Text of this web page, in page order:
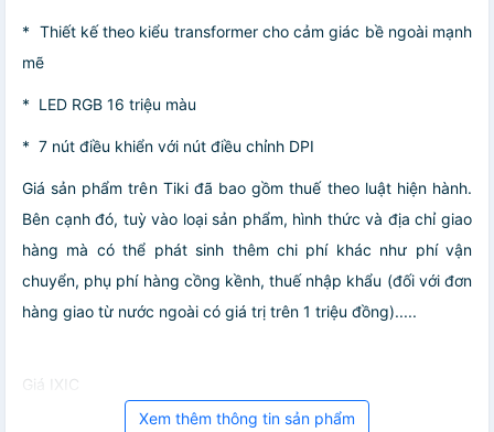
* Thiết kế theo kiểu transformer cho cảm giác bề ngoài mạnh
mẽ
* LED RGB 16 triệu màu
* 7 nút điều khiển với nút điều chỉnh DPI
Giá sản phẩm trên Tiki đã bao gồm thuế theo luật hiện hành.
Bên cạnh đó, tuỳ vào loại sản phẩm, hình thức và địa chỉ giao
hàng mà có thể phát sinh thêm chi phí khác như phí vận
chuyển, phụ phí hàng cồng kềnh, thuế nhập khẩu (đối với đơn
hàng giao từ nước ngoài có giá trị trên 1 triệu đồng).....
Giá IXIC
Xem thêm thông tin sản phẩm